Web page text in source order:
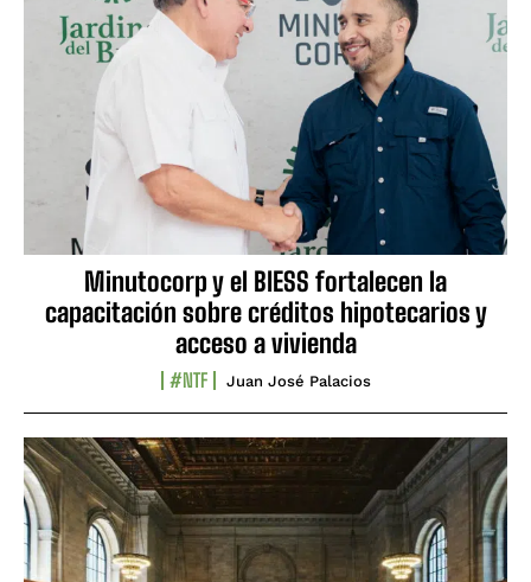
Minutocorp y el BIESS fortalecen la
capacitación sobre créditos hipotecarios y
acceso a vivienda
#NTF Juan José Palacios